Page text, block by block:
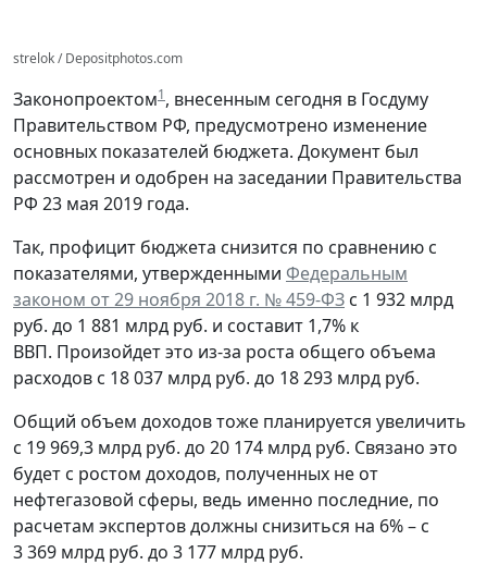
strelok / Depositphotos.com
Законопроектом1, внесенным сегодня в Госдуму
Правительством РФ, предусмотрено изменение
основных показателей бюджета. Документ был
рассмотрен и одобрен на заседании Правительства
РФ 23 мая 2019 года.
Так, профицит бюджета снизится по сравнению с
показателями, утвержденными Федеральным
законом от 29 ноября 2018 г. № 459-ФЗ с 1 932 млрд
руб. до 1 881 млрд руб. и составит 1,7% к
ВВП. Произойдет это из-за роста общего объема
расходов с 18 037 млрд руб. до 18 293 млрд руб.
Общий объем доходов тоже планируется увеличить
с 19 969,3 млрд руб. до 20 174 млрд руб. Связано это
будет с ростом доходов, полученных не от
нефтегазовой сферы, ведь именно последние, по
расчетам экспертов должны снизиться на 6% – с
3 369 млрд руб. до 3 177 млрд руб.